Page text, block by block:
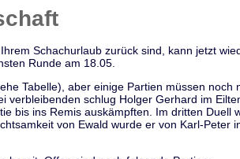
Schachurlaub zurück sind, kann jetzt
Runde am 18.05.
Tabelle), aber einige Partien müssen
verbleibenden schlug Holger Gerhard im
bis ins Remis auskämpften. Im dritten Duell
von Ewald wurde er von Karl-Peter